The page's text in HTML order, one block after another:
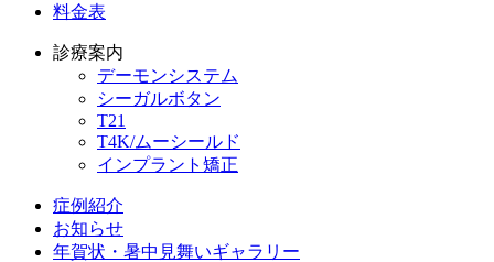
料金表
診療案内
デーモンシステム
シーガルボタン
T21
T4K/ムーシールド
インプラント矯正
症例紹介
お知らせ
年賀状・暑中見舞いギャラリー